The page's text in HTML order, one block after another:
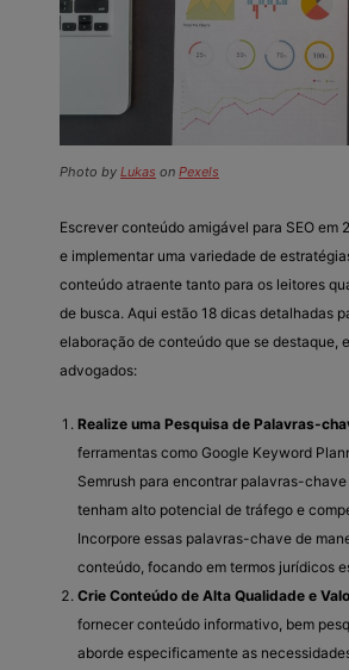
Photo by Lukas on Pexels
Escrever conteúdo amigável para SEO em
e implementar uma variedade de
conteúdo atraente tanto para os leitores
de busca. Aqui estão 18 dicas detalhadas
elaboração de conteúdo que se destaque,
advogados:
Realize uma Pesquisa de Palavras-
ferramentas como Google Keyword
Semrush para encontrar palavras-
tenham alto potencial de tráfego e
Incorpore essas palavras-chave de
conteúdo, focando em termos jurídicos
Crie Conteúdo de Alta Qualidade e
fornecer conteúdo informativo, bem
aborde especificamente as